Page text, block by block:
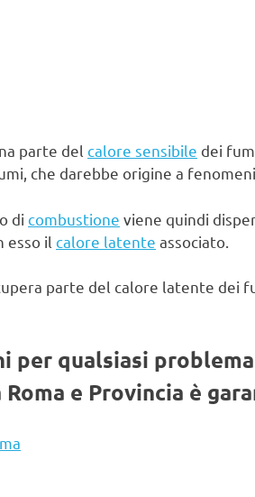
parte del calore sensibile dei
che darebbe origine a
di combustione viene quindi
esso il calore latente associato.
parte del calore latente dei
per qualsiasi
e Provincia è